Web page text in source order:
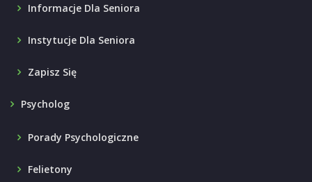
Informacje Dla Seniora
Instytucje Dla Seniora
Zapisz Się
Psycholog
Porady Psychologiczne
Felietony